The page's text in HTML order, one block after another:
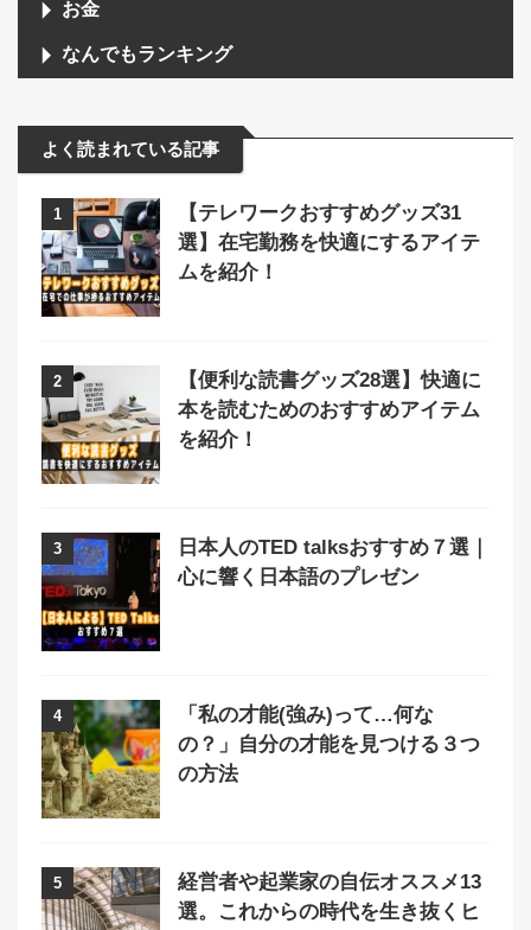
お金
なんでもランキング
よく読まれている記事
1
【テレワークおすすめグッズ31
選】在宅勤務を快適にするアイテ
ムを紹介！
2
【便利な読書グッズ28選】快適に
本を読むためのおすすめアイテム
を紹介！
3
日本人のTED talksおすすめ７選｜
心に響く日本語のプレゼン
4
「私の才能(強み)って…何な
の？」自分の才能を見つける３つ
の方法
5
経営者や起業家の自伝オススメ13
選。これからの時代を生き抜くヒ